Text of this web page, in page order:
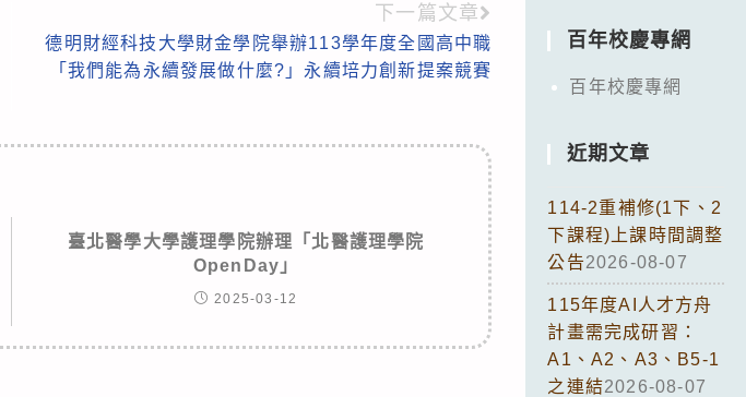
下一篇文章
德明財經科技大學財金學院舉辦113學年度全國高中職
「我們能為永續發展做什麼?」永續培力創新提案競賽
臺北醫學大學護理學院辦理「北醫護理學院
OpenDay」
2025-03-12
百年校慶專網
百年校慶專網
近期文章
114-2重補修(1下、2
下課程)上課時間調整
公告2026-08-07
115年度AI人才方舟
計畫需完成研習：
A1、A2、A3、B5-1
之連結2026-08-07